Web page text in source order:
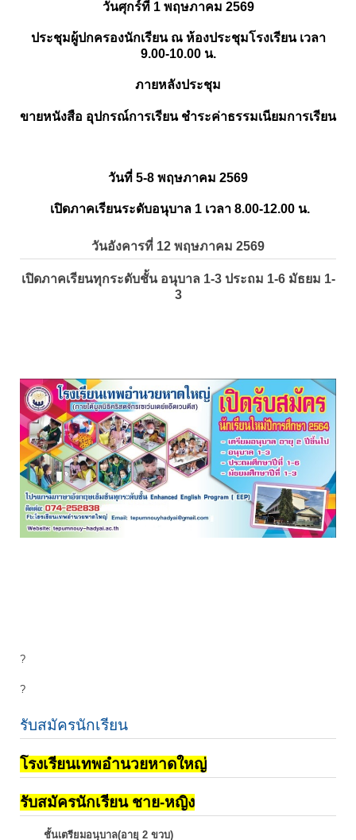
วันศุกร์ที่ 1 พฤษภาคม 2569
ประชุมผู้ปกครองนักเรียน ณ ห้องประชุมโรงเรียน เวลา
9.00-10.00 น.
ภายหลังประชุม
ขายหนังสือ อุปกรณ์การเรียน ชำระค่าธรรมเนียมการเรียน
วันที่ 5-8 พฤษภาคม 2569
เปิดภาคเรียนระดับอนุบาล 1 เวลา 8.00-12.00 น.
วันอังคารที่ 12 พฤษภาคม 2569
เปิดภาคเรียนทุกระดับชั้น อนุบาล 1-3 ประถม 1-6 มัธยม 1-
3
?
?
รับสมัครนักเรียน
โรงเรียนเทพอำนวยหาดใหญ่
รับสมัครนักเรียน ชาย-หญิง
ชั้นเตรียมอนุบาล(อายุ 2 ขวบ)